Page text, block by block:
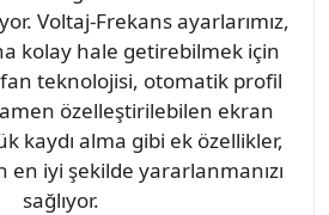
Voltaj-Frekans ayarlarımız,
kolay hale getirebilmek için
teknolojisi, otomatik profil
özelleştirilebilen ekran
kaydı alma gibi ek özellikler,
en iyi şekilde yararlanmanızı
sağlıyor.